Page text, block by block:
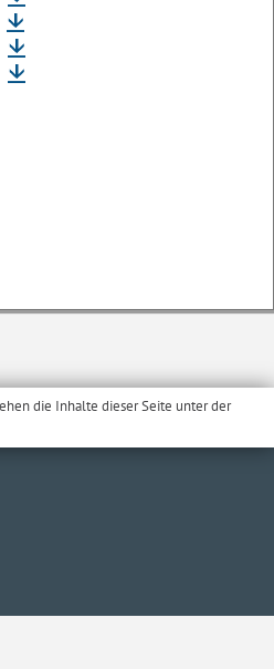
die Inhalte dieser Seite unter der